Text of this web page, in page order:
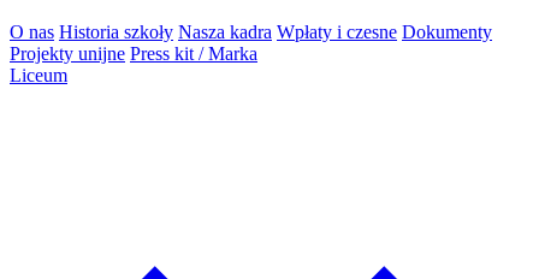
O nas Historia szkoły Nasza kadra Wpłaty i czesne Dokumenty
Projekty unijne Press kit / Marka
Liceum